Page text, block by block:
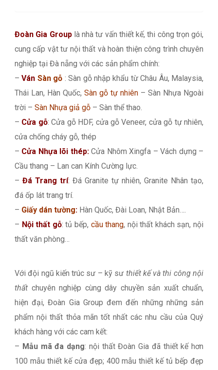
Đoàn Gia Grouplà nhà tư vấn thiết kế, thi công trọn gói,
cung cấp vật tư nội thất và hoàn thiện công trình chuyên
nghiệp tại Đà nẵng với các sản phẩm chính:
–Ván Sàn gỗ : Sàn gỗ nhập khẩu từ Châu Âu, Malaysia,
Thái Lan, Hàn Quốc, Sàn gỗ tự nhiên – Sàn Nhựa Ngoài
trời – Sàn Nhựa giả gỗ – Sàn thể thao.
– Cửa gỗ: Cửa gỗ HDF, cửa gỗ Veneer, cửa gỗ tự nhiên,
cửa chống cháy gỗ, thép
– Cửa Nhựa lõi thép:Cửa Nhôm Xingfa – Vách dựng –
Cầu thang – Lan can Kính Cường lực.
– Đá Trang trí: Đá Granite tự nhiên, Granite Nhân tạo,
đá ốp lát trang trí.
– Giấy dán tường: Hàn Quốc, Đài Loan, Nhật Bản….
– Nội thất gỗ: tủ bếp, cầu thang, nội thất khách sạn, nội
thất văn phòng…
Với đội ngũ kiến trúc sư – kỹ sư thiết kế và thi công nội
thất chuyên nghiệp cùng dây chuyền sản xuất chuẩn,
hiện đại, Đoàn Gia Group đem đến những những sản
phẩm nội thất thỏa mãn tốt nhất các nhu cầu của Quý
khách hàng với các cam kết:
– Mẫu mã đa dạng: nội thất Đoàn Gia đã thiết kế hơn
100 mẫu thiết kế cửa đẹp; 400 mẫu thiết kế tủ bếp đẹp